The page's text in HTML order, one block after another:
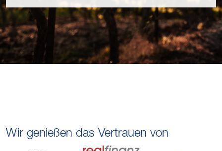
Wir genießen das Vertrauen von